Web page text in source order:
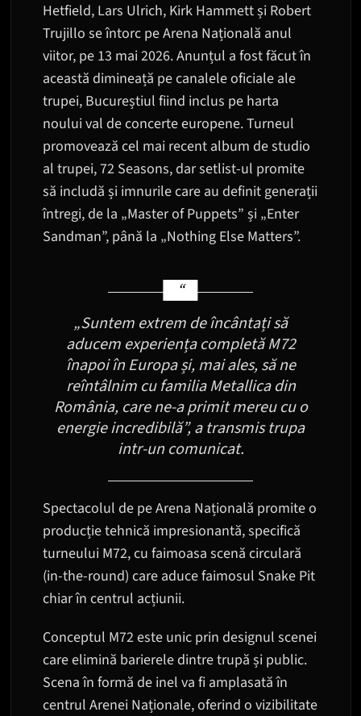
Hetfield, Lars Ulrich, Kirk Hammett și Robert
Trujillo se întorc pe Arena Națională anul
viitor, pe 13 mai 2026. Anunțul a fost făcut în
această dimineață pe canalele oficiale ale
trupei, Bucureștiul fiind inclus pe harta
noului val de concerte europene. Turneul
promovează cel mai recent album de studio
al trupei, 72 Seasons, dar setlist-ul promite
să includă și imnurile care au definit generații
întregi, de la „Master of Puppets” și „Enter
Sandman”, până la „Nothing Else Matters”.
„Suntem extrem de încântați să
aducem experiența completă M72
înapoi în Europa și, mai ales, să ne
reîntâlnim cu familia Metallica din
România, care ne-a primit mereu cu o
energie incredibilă”, a transmis trupa
intr-un comunicat.
Spectacolul de pe Arena Națională promite o
producție tehnică impresionantă, specifică
turneului M72, cu faimoasa scenă circulară
(in-the-round) care aduce faimosul Snake Pit
chiar în centrul acțiunii.
Conceptul M72 este unic prin designul scenei
care elimină barierele dintre trupă și public.
Scena în formă de inel va fi amplasată în
centrul Arenei Naționale, oferind o vizibilitate